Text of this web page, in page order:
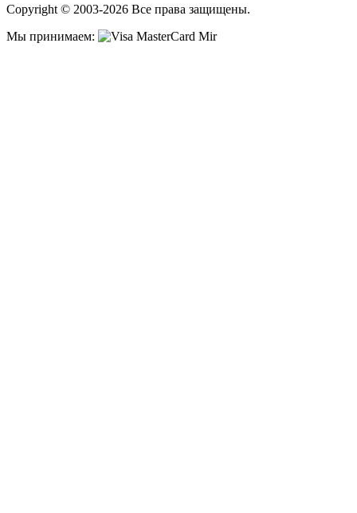
Copyright © 2003-2026 Все права защищены.
Мы принимаем: